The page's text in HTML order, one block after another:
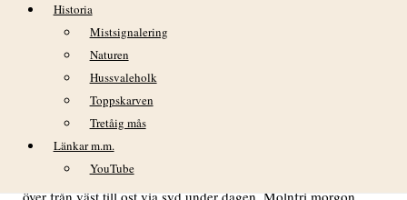
Historia
Mistsignalering
Naturen
Hussvaleholk
Toppskarven
Tretåig mås
Länkar m.m.
YouTube
DAGBOK NIDINGENS FÅGELSTATION
MÅNDAG 15APRIL 2024
VÄDER
Fortfarande blåsigt under natten och morgontimmarna, men
relativt snabbt avtagande efter gryningen. Vinden har vridit
över från väst till ost via syd under dagen. Molnfri morgon,